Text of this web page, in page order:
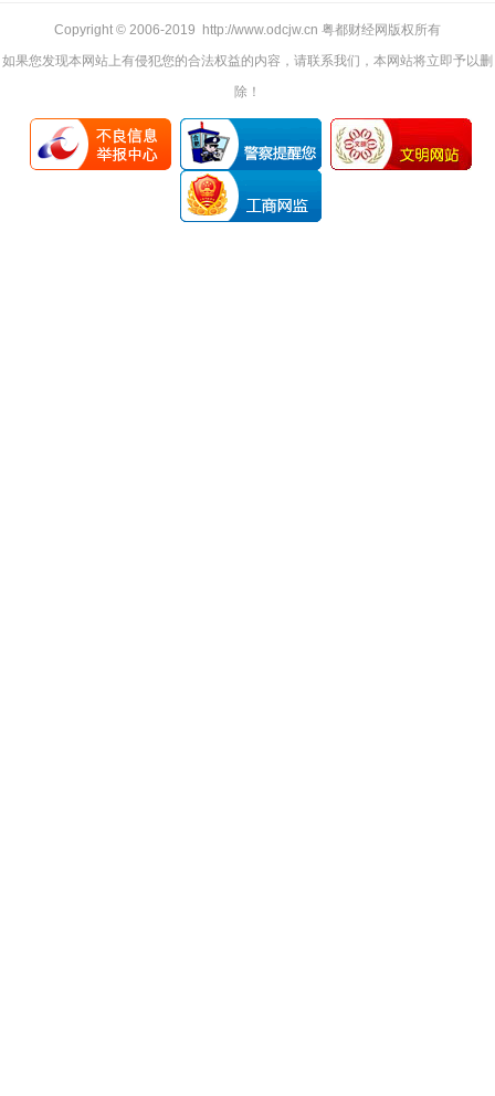
Copyright © 2006-2019 http://www.odcjw.cn 粤都财经网版权所有
如果您发现本网站上有侵犯您的合法权益的内容，请联系我们，本网站将立即予以删
除！